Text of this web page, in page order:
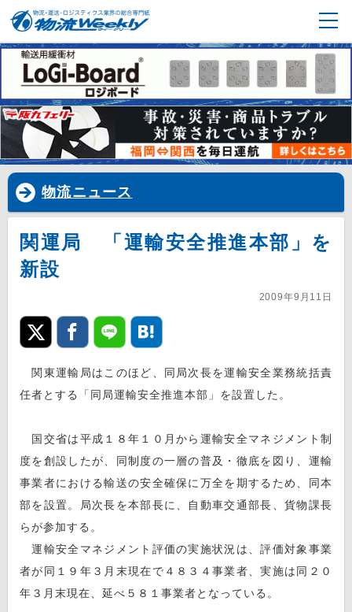
物流ニュース
関運局 「運輸安全推進本部」を
新設
2009年9月11日
関東運輸局はこのほど、同局次長を運輸安全業務統括責
任者とする「同局運輸安全推進本部」を設置した。
国交省は平成１８年１０月から運輸安全マネジメント制
度を創設したが、同制度の一層の普及・徹底を図り、運輸
事業者における輸送の安全確保に万全を期するため、同本
部を設置。局次長を本部長に、自動車交通部長、貨物課長
らが参加する。
運輸安全マネジメント評価の実施状況は、評価対象事業
者が同１９年３月末現在で４８３４事業者、実施は同２０
年３月末現在、延べ５８１事業者となっている。